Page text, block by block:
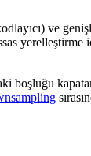
ve
boşluğu